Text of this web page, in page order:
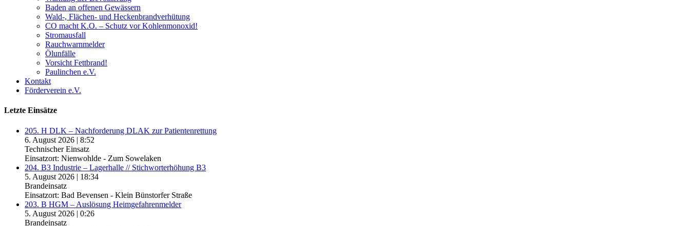
Baden an offenen Gewässern
Wald-, Flächen- und Heckenbrandverhütung
CO macht K.O. – Schutz vor Kohlenmonoxid!
Stromausfall
Rauchwarnmelder
Ölunfälle
Vorsicht Fettbrand!
Paulinchen e.V.
Kontakt
Förderverein e.V.
Letzte Einsätze
205. H DLK – Nachforderung DLAK zur Patientenrettung
6. August 2026 | 8:52
Technischer Einsatz
Einsatzort: Nienwohlde - Zum Sowelaken
204. B3 Industrie – Lagerhalle // Stichworterhöhung B3
5. August 2026 | 18:34
Brandeinsatz
Einsatzort: Bad Bevensen - Klein Bünstorfer Straße
203. B HGM – Auslösung Heimgefahrenmelder
5. August 2026 | 0:26
Brandeinsatz